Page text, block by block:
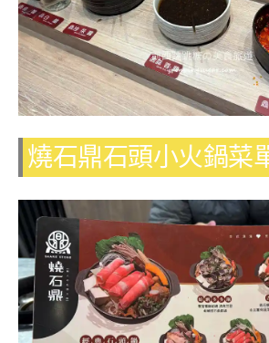
燒石鼎石頭小火鍋菜